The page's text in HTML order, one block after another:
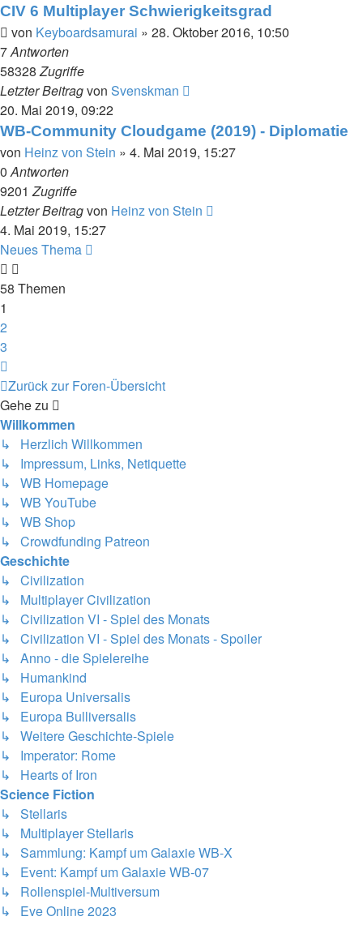
CIV 6 Multiplayer Schwierigkeitsgrad
von Keyboardsamurai » 28. Oktober 2016, 10:50
7Antworten
58328Zugriffe
Letzter Beitragvon Svenskman
20. Mai 2019, 09:22
WB-Community Cloudgame (2019) - Diplomatie
von Heinz von Stein » 4. Mai 2019, 15:27
0Antworten
9201Zugriffe
Letzter Beitragvon Heinz von Stein
4. Mai 2019, 15:27
Neues Thema
58 Themen
1
2
3
Zurück zur Foren-Übersicht
Gehe zu
Willkommen
↳ Herzlich Willkommen
↳ Impressum, Links, Netiquette
↳ WB Homepage
↳ WB YouTube
↳ WB Shop
↳ Crowdfunding Patreon
Geschichte
↳ Civilization
↳ Multiplayer Civilization
↳ Civilization VI - Spiel des Monats
↳ Civilization VI - Spiel des Monats - Spoiler
↳ Anno - die Spielereihe
↳ Humankind
↳ Europa Universalis
↳ Europa Bulliversalis
↳ Weitere Geschichte-Spiele
↳ Imperator: Rome
↳ Hearts of Iron
Science Fiction
↳ Stellaris
↳ Multiplayer Stellaris
↳ Sammlung: Kampf um Galaxie WB-X
↳ Event: Kampf um Galaxie WB-07
↳ Rollenspiel-Multiversum
↳ Eve Online 2023